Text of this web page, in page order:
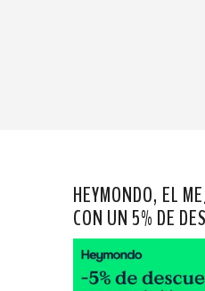
HEYMONDO, EL
CON UN 5% DE